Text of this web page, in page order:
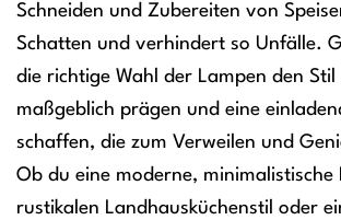
Schneiden und Zubereiten von
Schatten und verhindert so Unfälle.
die richtige Wahl der Lampen den Stil
maßgeblich prägen und eine
schaffen, die zum Verweilen und
Ob du eine moderne, minimalistische
rustikalen Landhausküchenstil oder